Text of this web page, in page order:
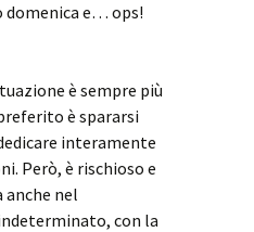
e… ops!
è sempre più
è spararsi
interamente
Però, è rischioso e
nel
con la